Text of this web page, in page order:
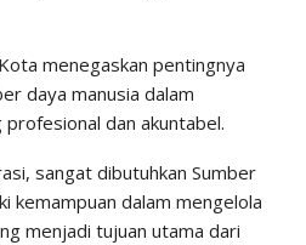
menegaskan pentingnya
daya manusia dalam
dan akuntabel.
sangat dibutuhkan Sumber
kemampuan dalam mengelola
menjadi tujuan utama dari